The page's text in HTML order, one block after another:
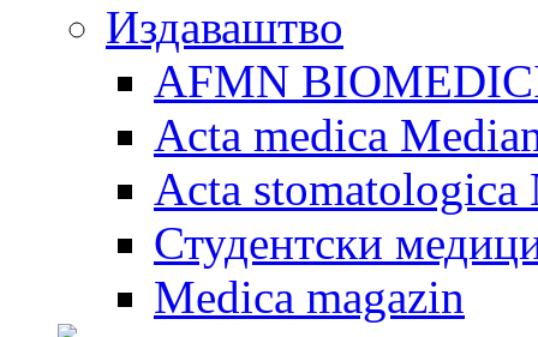
Издаваштво
AFMN
Acta medica
Acta stomatologica
Студентски
Medica magazin